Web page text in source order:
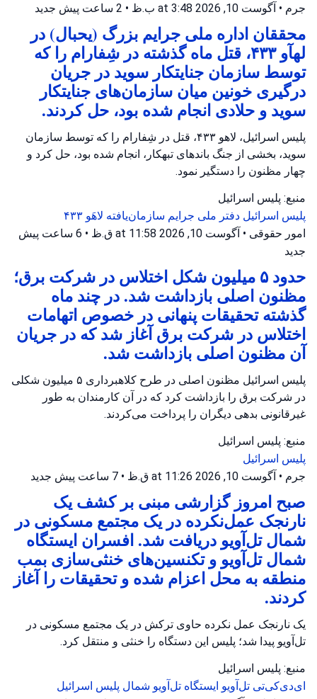
جرم • آگوست 10, 2026 at 3:48 ب.ظ • 2 ساعت پیش جدید
محققان اداره ملی جرایم بزرگ (یحبال) در
لهآو ۴۳۳، قتل ماه گذشته در شِفارام را که
توسط سازمان جنایتکار سوید در جریان
درگیری خونین میان سازمان‌های جنایتکار
سوید و حلادی انجام شده بود، حل کردند.
پلیس اسرائیل، لاهو ۴۳۳، قتل در شِفارام را که توسط سازمان
سوید، بخشی از جنگ باندهای تبهکار، انجام شده بود، حل کرد و
چهار مظنون را دستگیر نمود.
منبع: پلیس اسرائیل
پلیس اسرائیل دفتر ملی جرایم سازمان‌یافته لاهَو ۴۳۳
امور حقوقی • آگوست 10, 2026 at 11:58 ق.ظ • 6 ساعت پیش
جدید
حدود ۵ میلیون شکل اختلاس در شرکت برق؛
مظنون اصلی بازداشت شد. در چند ماه
گذشته تحقیقات پنهانی در خصوص اتهامات
اختلاس در شرکت برق آغاز شد که در جریان
آن مظنون اصلی بازداشت شد.
پلیس اسرائیل مظنون اصلی در طرح کلاهبرداری ۵ میلیون شکلی
در شرکت برق را بازداشت کرد که در آن کارمندان به طور
غیرقانونی بدهی دیگران را پرداخت می‌کردند.
منبع: پلیس اسرائیل
پلیس اسرائیل
جرم • آگوست 10, 2026 at 11:26 ق.ظ • 7 ساعت پیش جدید
صبح امروز گزارشی مبنی بر کشف یک
نارنجک عمل‌نکرده در یک مجتمع مسکونی در
شمال تل‌آویو دریافت شد. افسران ایستگاه
شمال تل‌آویو و تکنسین‌های خنثی‌سازی بمب
منطقه به محل اعزام شده و تحقیقات را آغاز
کردند.
یک نارنجک عمل نکرده حاوی ترکش در یک مجتمع مسکونی در
تل‌آویو پیدا شد؛ پلیس این دستگاه را خنثی و منتقل کرد.
منبع: پلیس اسرائیل
ای‌دی‌کی‌تی تل‌آویو ایستگاه تل‌آویو شمال پلیس اسرائیل